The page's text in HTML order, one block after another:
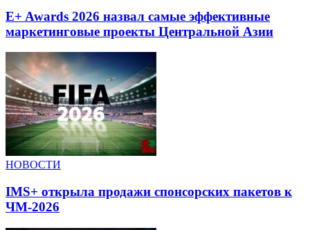
E+ Awards 2026 назвал самые эффективные
маркетинговые проекты Центральной Азии
НОВОСТИ
IMS+ открыла продажи спонсорских пакетов к
ЧМ-2026